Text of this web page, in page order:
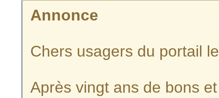
Annonce
Chers usagers du portail
Après vingt ans de bons